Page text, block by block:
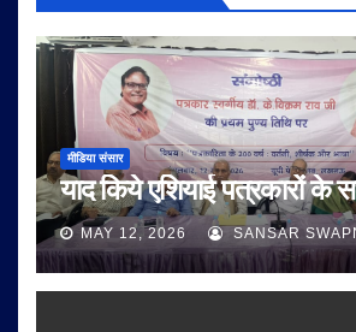
मीडिया संसार
याद किये एशियाई पत्रकारों के
MAY 12, 2026 SANSAR